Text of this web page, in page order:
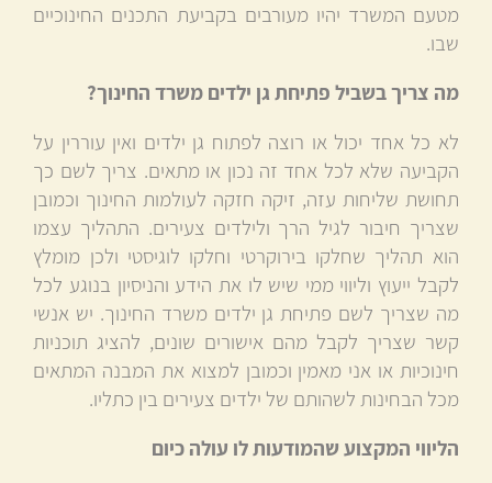
מטעם המשרד יהיו מעורבים בקביעת התכנים החינוכיים
שבו.
מה צריך בשביל פתיחת גן ילדים משרד החינוך?
לא כל אחד יכול או רוצה לפתוח גן ילדים ואין עוררין על
הקביעה שלא לכל אחד זה נכון או מתאים. צריך לשם כך
תחושת שליחות עזה, זיקה חזקה לעולמות החינוך וכמובן
שצריך חיבור לגיל הרך ולילדים צעירים. התהליך עצמו
הוא תהליך שחלקו בירוקרטי וחלקו לוגיסטי ולכן מומלץ
לקבל ייעוץ וליווי ממי שיש לו את הידע והניסיון בנוגע לכל
מה שצריך לשם פתיחת גן ילדים משרד החינוך. יש אנשי
קשר שצריך לקבל מהם אישורים שונים, להציג תוכניות
חינוכיות או אני מאמין וכמובן למצוא את המבנה המתאים
מכל הבחינות לשהותם של ילדים צעירים בין כתליו.
הליווי המקצוע שהמודעות לו עולה כיום